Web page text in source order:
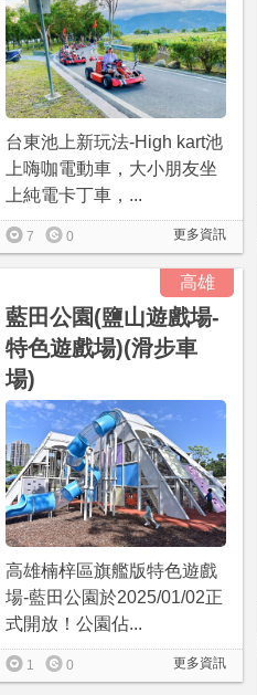
台東池上新玩法-High kart池
上嗨咖電動車，大小朋友坐
上純電卡丁車，...
更多資訊
7 0
高雄
藍田公園(鹽山遊戲場-
特色遊戲場)(滑步車
場)
高雄楠梓區旗艦版特色遊戲
場-藍田公園於2025/01/02正
式開放！公園佔...
更多資訊
1 0